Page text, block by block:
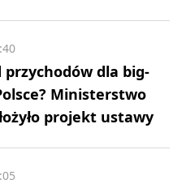
przychodów dla big-
Ministerstwo
projekt ustawy